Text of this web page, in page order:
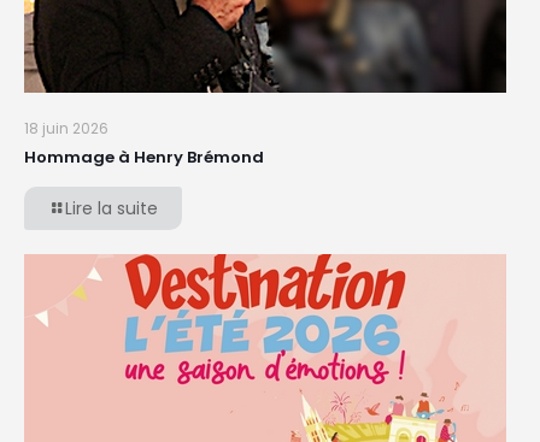
18 juin 2026
Hommage à Henry Brémond
Lire la suite